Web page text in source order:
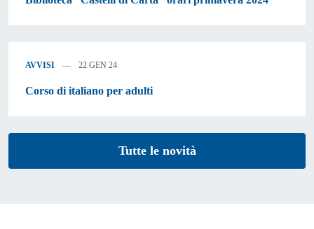
AVVISI 22 GEN 24
Corso di italiano per adulti
Tutte le novità